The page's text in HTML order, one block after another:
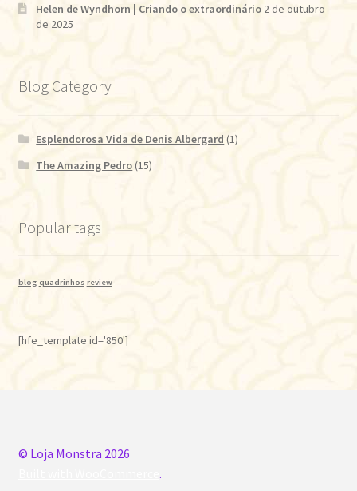
Helen de Wyndhorn | Criando o extraordinário 2 de outubro
de 2025
Blog Category
Esplendorosa Vida de Denis Albergard (1)
The Amazing Pedro(15)
Popular tags
blog quadrinhos review
[hfe_template id='850']
© Loja Monstra 2026
.